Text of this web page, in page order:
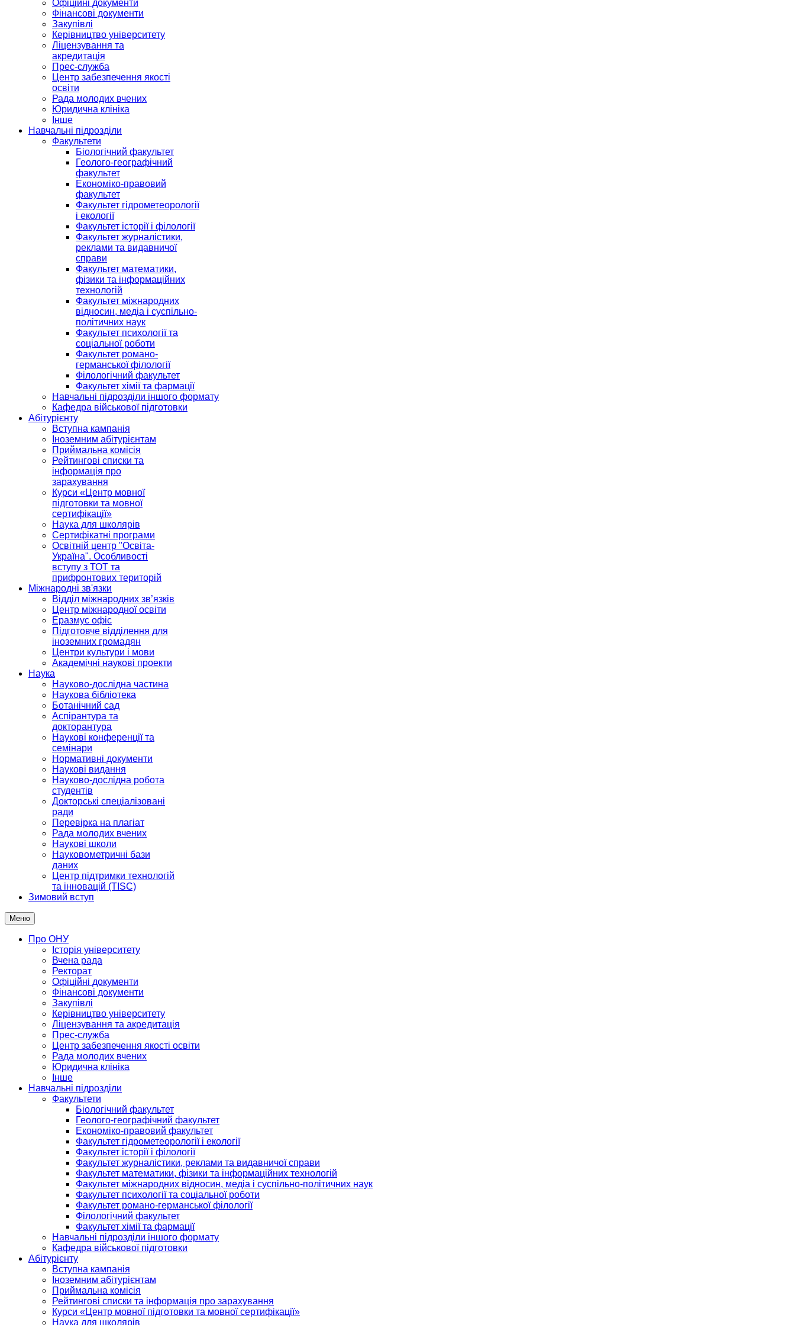
Офіційні документи
Фінансові документи
Закупівлі
Керівництво університету
Ліцензування та
акредитація
Прес-служба
Центр забезпечення якості
освіти
Рада молодих вчених
Юридична клініка
Інше
Навчальні підрозділи
Факультети
Біологічний факультет
Геолого-географічний
факультет
Економіко-правовий
факультет
Факультет гідрометеорології
і екології
Факультет історії і філології
Факультет журналістики,
реклами та видавничої
справи
Факультет математики,
фізики та інформаційних
технологій
Факультет міжнародних
відносин, медіа і суспільно-
політичних наук
Факультет психології та
соціальної роботи
Факультет романо-
германської філології
Філологічний факультет
Факультет хімії та фармації
Навчальні підрозділи іншого формату
Кафедра військової підготовки
Абітурієнту
Вступна кампанія
Іноземним абітурієнтам
Приймальна комісія
Рейтингові списки та
інформація про
зарахування
Курси «Центр мовної
підготовки та мовної
сертифікації»
Наука для школярів
Сертифікатні програми
Освітній центр "Освіта-
Україна". Особливості
вступу з ТОТ та
прифронтових територій
Міжнародні зв'язки
Відділ міжнародних зв’язків
Центр міжнародної освіти
Еразмус офіс
Підготовче відділення для
іноземних громадян
Центри культури і мови
Академічні наукові проекти
Наука
Науково-дослідна частина
Наукова бібліотека
Ботанічний сад
Аспірантура та
докторантура
Наукові конференції та
семінари
Нормативні документи
Наукові видання
Науково-дослідна робота
студентів
Докторські спеціалізовані
ради
Перевірка на плагіат
Рада молодих вчених
Наукові школи
Науковометричні бази
даних
Центр підтримки технологій
та інновацій (TISC)
Зимовий вступ
Меню
Про ОНУ
Історія університету
Вчена рада
Ректорат
Офіційні документи
Фінансові документи
Закупівлі
Керівництво університету
Ліцензування та акредитація
Прес-служба
Центр забезпечення якості освіти
Рада молодих вчених
Юридична клініка
Інше
Навчальні підрозділи
Факультети
Біологічний факультет
Геолого-географічний факультет
Економіко-правовий факультет
Факультет гідрометеорології і екології
Факультет історії і філології
Факультет журналістики, реклами та видавничої справи
Факультет математики, фізики та інформаційних технологій
Факультет міжнародних відносин, медіа і суспільно-політичних наук
Факультет психології та соціальної роботи
Факультет романо-германської філології
Філологічний факультет
Факультет хімії та фармації
Навчальні підрозділи іншого формату
Кафедра військової підготовки
Абітурієнту
Вступна кампанія
Іноземним абітурієнтам
Приймальна комісія
Рейтингові списки та інформація про зарахування
Курси «Центр мовної підготовки та мовної сертифікації»
Наука для школярів